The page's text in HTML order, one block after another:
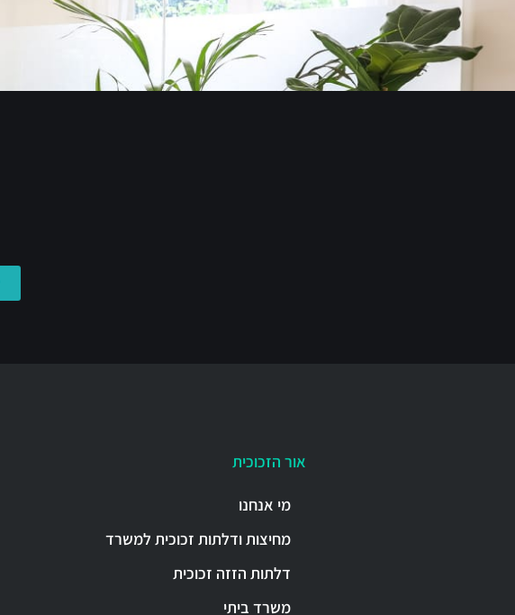
אור הזכוכית
מי אנחנו
מחיצות ודלתות זכוכית למשרד
דלתות הזזה זכוכית
משרד ביתי